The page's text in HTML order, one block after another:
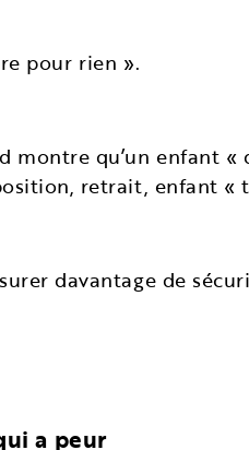
pour rien ».
montre qu’un enfant
retrait, enfant «
davantage de
a peur